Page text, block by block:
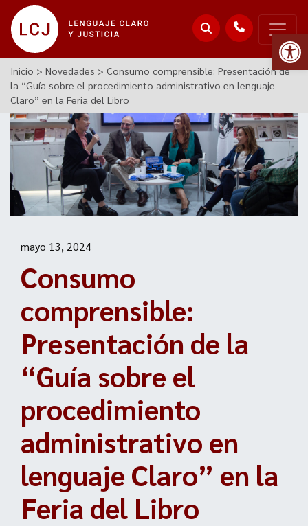
Inicio > Novedades > Consumo comprensible: Presentación de
la “Guía sobre el procedimiento administrativo en lenguaje
Claro” en la Feria del Libro
mayo 13, 2024
Consumo
comprensible:
Presentación de la
“Guía sobre el
procedimiento
administrativo en
lenguaje Claro” en la
Feria del Libro